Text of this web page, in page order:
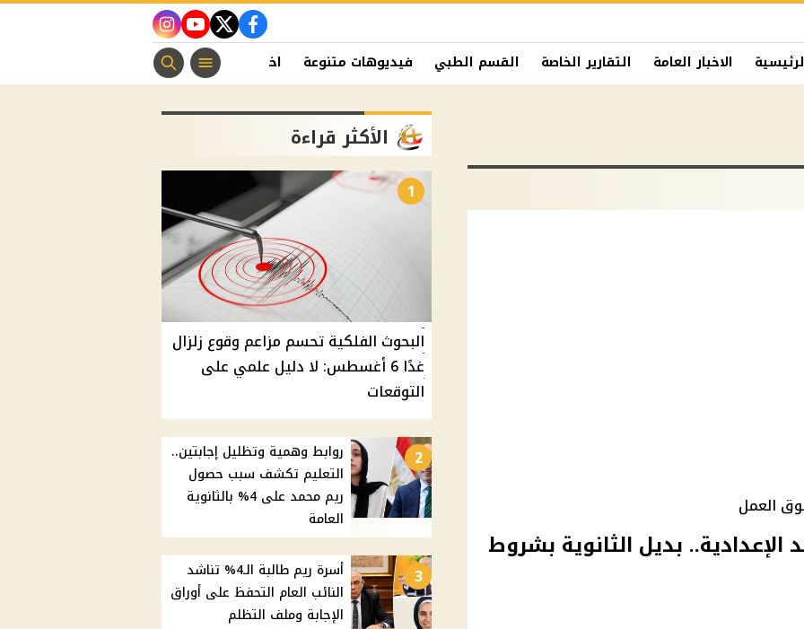
facebook
twitter
youtube
instagram
الاخبار العامة التقارير الخاصة القسم الطبي فيديوهات متنوعة اخبار الفن منوعات مسيحية
العمل
بديل الثانوية بشروط
الأكثر قراءة
1
البحوث الفلكية تحسم مزاعم وقوع زلزال
غدًا 6 أغسطس: لا دليل علمي على
التوقعات
2
روابط وهمية وتظليل إجابتين..
التعليم تكشف سبب حصول
ريم محمد على 4% بالثانوية
العامة
3
أسرة ريم طالبة الـ4% تناشد
النائب العام التحفظ على أوراق
الإجابة وملف التظلم